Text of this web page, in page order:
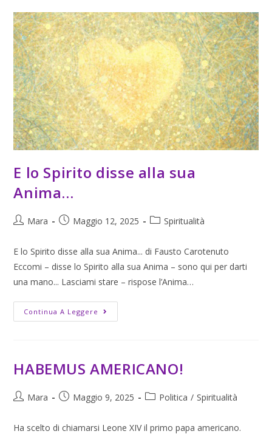
E lo Spirito disse alla sua
Anima…
Mara Maggio 12, 2025 Spiritualità
E lo Spirito disse alla sua Anima... di Fausto Carotenuto
Eccomi – disse lo Spirito alla sua Anima – sono qui per darti
una mano... Lasciami stare – rispose l’Anima…
Continua A Leggere
HABEMUS AMERICANO!
Mara Maggio 9, 2025 Politica / Spiritualità
Ha scelto di chiamarsi Leone XIV il primo papa americano.